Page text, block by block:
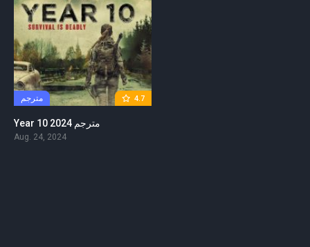
4.7 مترجم
Year 10 2024 مترجم
Aug. 24, 2024